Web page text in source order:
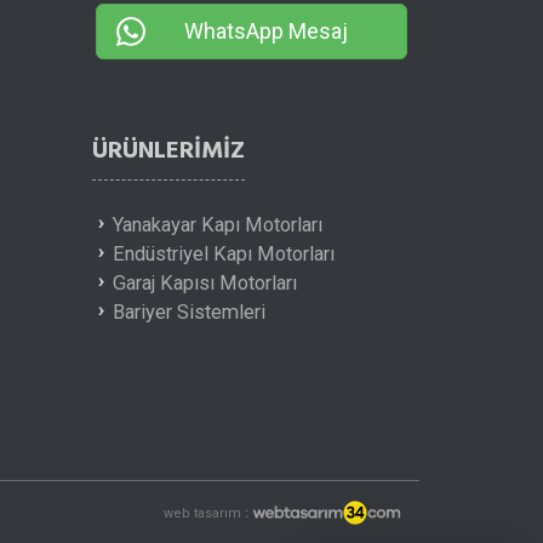
WhatsApp Mesaj
ÜRÜNLERIMIZ
Yanakayar Kapı Motorları
Endüstriyel Kapı Motorları
Garaj Kapısı Motorları
Bariyer Sistemleri
web tasarım